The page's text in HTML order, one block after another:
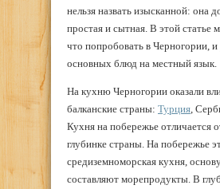
нельзя назвать изысканной: она
простая и сытная. В этой статье
что попробовать в Черногории, и
основных блюд на местный язык.
На кухню Черногории оказали
балканские страны: Турция ,
Кухня на побережье отличается
глубинке страны. На побережье
средиземноморская кухня,
составляют морепродукты. В